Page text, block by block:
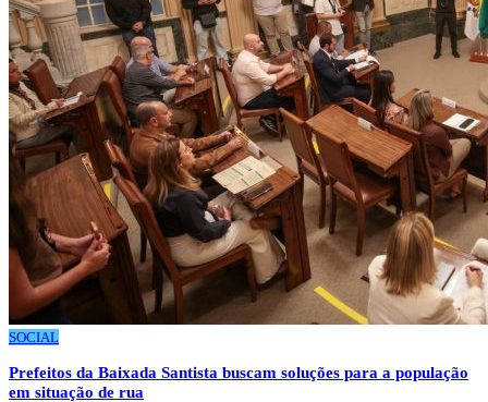
SOCIAL
Prefeitos da Baixada Santista buscam soluções para a população
em situação de rua